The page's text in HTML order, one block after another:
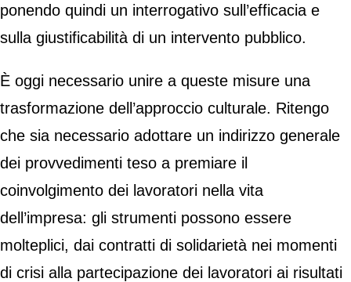
ponendo quindi un interrogativo sull’efficacia e
sulla giustificabilità di un intervento pubblico.
È oggi necessario unire a queste misure una
trasformazione dell’approccio culturale. Ritengo
che sia necessario adottare un indirizzo generale
dei provvedimenti teso a premiare il
coinvolgimento dei lavoratori nella vita
dell’impresa: gli strumenti possono essere
molteplici, dai contratti di solidarietà nei momenti
di crisi alla partecipazione dei lavoratori ai risultati